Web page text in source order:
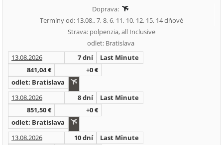
Doprava:
Termíny od: 13.08., 7, 8, 6, 11, 10, 12, 15, 14 dňové
Strava: polpenzia, all Inclusive
odlet: Bratislava
13.08.2026
7 dní
Last Minute
841,04 €
+0 €
odlet: Bratislava
13.08.2026
8 dní
Last Minute
851,50 €
+0 €
odlet: Bratislava
13.08.2026
10 dní
Last Minute